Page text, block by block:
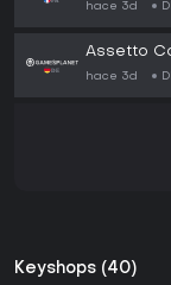
hace 3d
Assetto
hace 3d
Keyshops (40)